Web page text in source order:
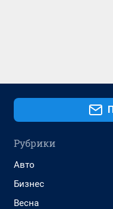
Рубрики
Авто
Бизнес
Весна